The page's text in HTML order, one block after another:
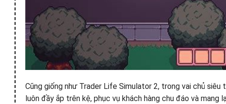
Cũng giống như Trader Life Simulator 2, trong vai chủ
luôn đầy ắp trên kệ, phục vụ khách hàng chu đáo và